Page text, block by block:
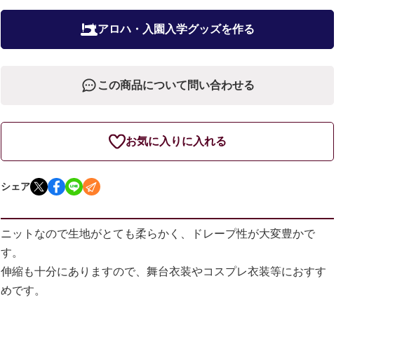
アロハ・入園入学グッズを作る
この商品について問い合わせる
お気に入りに入れる
シェア
ニットなので生地がとても柔らかく、ドレープ性が大変豊かで
す。
伸縮も十分にありますので、舞台衣装やコスプレ衣装等におすす
めです。